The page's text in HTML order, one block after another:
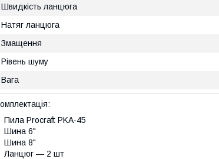
Швидкість ланцюга
Натяг ланцюга
Змащення
Рівень шуму
Вага
Пила Procraft PKA-45
Шина 6"
Шина 8"
Ланцюг — 2 шт